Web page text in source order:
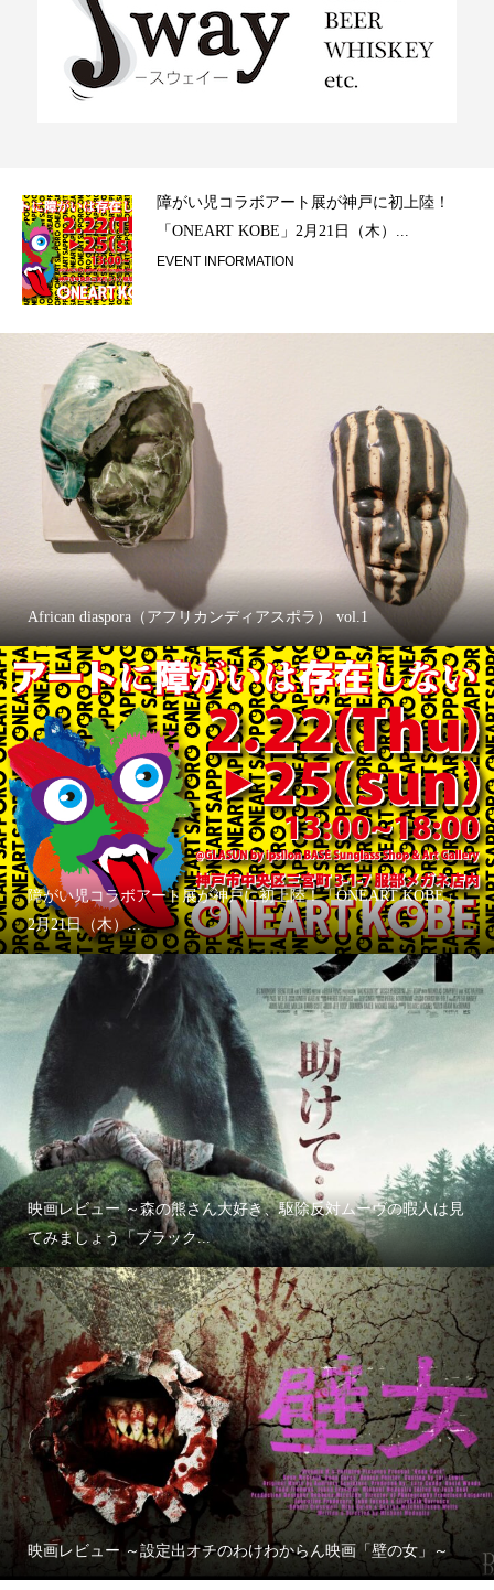
障がい児コラボアート展が神戸に初上陸！
「ONEART KOBE」2月21日（木）...
EVENT INFORMATION
African diaspora（アフリカンディアスポラ） vol.1
障がい児コラボアート展が神戸に初上陸！「ONEART KOBE」
2月21日（木）...
映画レビュー ～森の熊さん大好き、駆除反対ムーヴの暇人は見
てみましょう「ブラック...
映画レビュー ～設定出オチのわけわからん映画「壁の女」～